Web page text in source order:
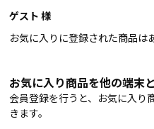
ゲスト 様
お気に入りに登録された商品は
お気に入り商品を他の端末
会員登録を行うと、お気に入り
きます。